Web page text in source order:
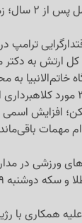
ترامپ
کل ارتش به
خاتم‌الانبیا
افزایش اسمی
مهمات
ورزشی در
همکاری با